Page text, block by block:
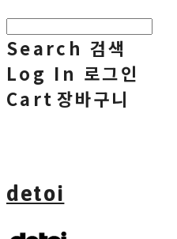
Search 검색
Log In 로그인
Cart 장바구니
detoi